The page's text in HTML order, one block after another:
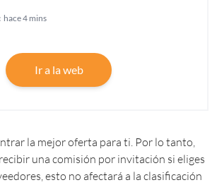
hace 4 mins
Ir a la web
la mejor oferta para ti. Por lo tanto,
una comisión por invitación si eliges
esto no afectará a la clasificación